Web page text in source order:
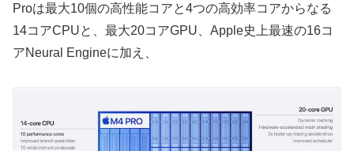
Proは最大10個の高性能コアと4つの高効率コアからなる
14コアCPUと、最大20コアGPU、Apple史上最速の16コ
アNeural Engineに加え、